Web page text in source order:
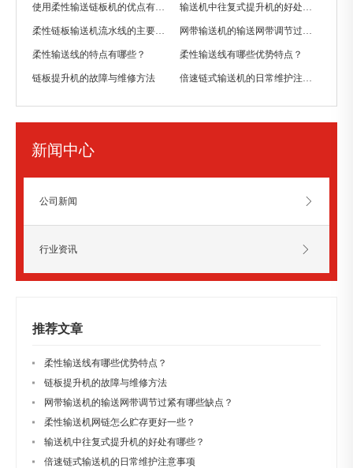
使用柔性输送链板机的优点有哪些？ 输送机中往复式提升机的好处有哪些？
柔性链板输送机流水线的主要特点 网带输送机的输送网带调节过紧有哪些缺点？
柔性输送线的特点有哪些？ 柔性输送线有哪些优势特点？
链板提升机的故障与维修方法 倍速链式输送机的日常维护注意事项
新闻中心
公司新闻
行业资讯
推荐文章
柔性输送线有哪些优势特点？
链板提升机的故障与维修方法
网带输送机的输送网带调节过紧有哪些缺点？
柔性输送机网链怎么贮存更好一些？
输送机中往复式提升机的好处有哪些？
倍速链式输送机的日常维护注意事项